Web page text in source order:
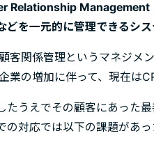
Relationship Management
どを一元的に管理できるシ
客関係管理というマネジメ
業の増加に伴って、現在は
たうえでその顧客にあった
の対応では以下の課題があっ